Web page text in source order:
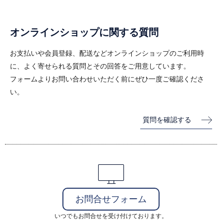
オンラインショップに関する質問
お支払いや会員登録、配送などオンラインショップのご利用時
に、よく寄せられる質問とその回答をご用意しています。
フォームよりお問い合わせいただく前にぜひ一度ご確認くださ
い。
質問を確認する
お問合せフォーム
いつでもお問合せを受け付けております。